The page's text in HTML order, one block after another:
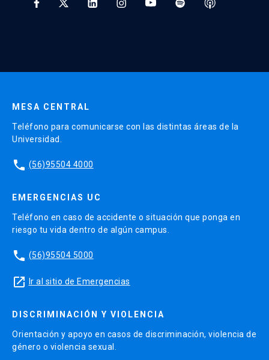
CURSO 3: Gestión del Engagement y
Performance Management at work
Docente(s):Sergio Valenzuela Ibarra
Requisitos:Sin pre requisitos
Horas Totales:
Descripción del curso:
Este curso tiene como propósito que los
alumnos logren aplicar los procesos
psicológicos que promuevan una conducta
MESA CENTRAL
Teléfono para comunicarse con las distintas áreas de la
Universidad.
phone (56)95504 4000
EMERGENCIAS UC
Teléfono en caso de accidente o situación que ponga en
riesgo tu vida dentro de algún campus.
phone (56)95504 5000
launch Ir al sitio de Emergencias
DISCRIMINACIÓN Y VIOLENCIA
Orientación y apoyo en casos de discriminación, violencia de
género o violencia sexual.